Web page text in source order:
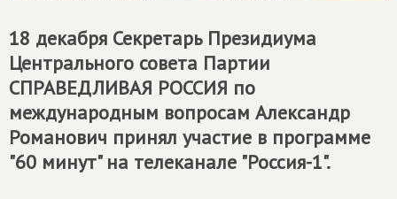
18 декабря Секретарь Президиума
Центрального совета Партии
СПРАВЕДЛИВАЯ РОССИЯ по
международным вопросам Александр
Романович принял участие в программе
"60 минут" на телеканале "Россия-1".